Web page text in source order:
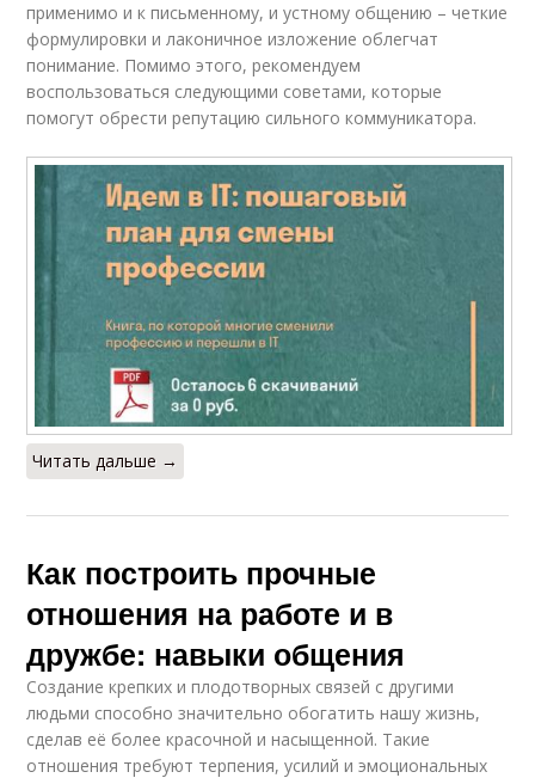
применимо и к письменному, и устному общению – четкие
формулировки и лаконичное изложение облегчат
понимание. Помимо этого, рекомендуем
воспользоваться следующими советами, которые
помогут обрести репутацию сильного коммуникатора.
Читать дальше →
Как построить прочные
отношения на работе и в
дружбе: навыки общения
Создание крепких и плодотворных связей с другими
людьми способно значительно обогатить нашу жизнь,
сделав её более красочной и насыщенной. Такие
отношения требуют терпения, усилий и эмоциональных